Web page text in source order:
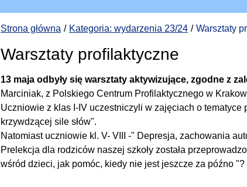
Strona główna Kategoria: wydarzenia 23/24 Warsztaty
Warsztaty profilaktyczne
13 maja odbyły się warsztaty aktywizujące, zgodne z
Marciniak, z Polskiego Centrum Profilaktycznego w
Uczniowie z klas I-IV uczestniczyli w zajęciach o tematyce
krzywdzącej sile słów".
Natomiast uczniowie kl. V- VIII -" Depresja, zachowania
Prelekcja dla rodziców naszej szkoły została
wśród dzieci, jak pomóc, kiedy nie jest jeszcze za późno "?